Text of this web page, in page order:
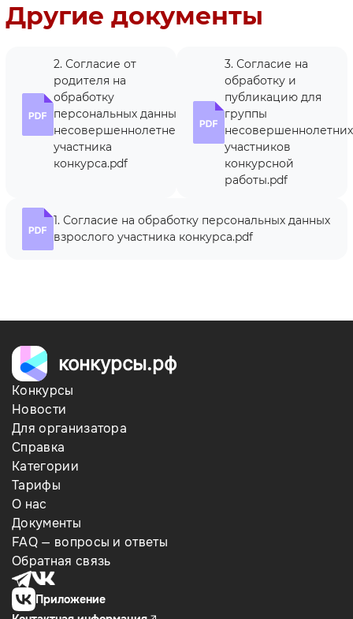
Другие документы
2. Согласие от
родителя на
обработку
персональных данных
несовершеннолетнего
участника
конкурса.pdf
3. Согласие на
обработку и
публикацию для
группы
несовершеннолетних
участников
конкурсной
работы.pdf
1. Согласие на обработку персональных данных
взрослого участника конкурса.pdf
конкурсы.рф
Конкурсы
Новости
Для организатора
Справка
Категории
Тарифы
О нас
Документы
FAQ — вопросы и ответы
Обратная связь
Приложение